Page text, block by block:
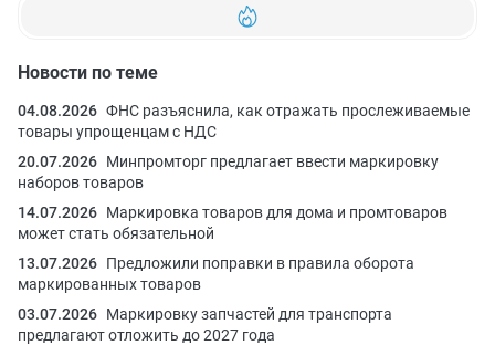
Новости по теме
04.08.2026 ФНС разъяснила, как отражать прослеживаемые
товары упрощенцам с НДС
20.07.2026 Минпромторг предлагает ввести маркировку
наборов товаров
14.07.2026 Маркировка товаров для дома и промтоваров
может стать обязательной
13.07.2026 Предложили поправки в правила оборота
маркированных товаров
03.07.2026 Маркировку запчастей для транспорта
предлагают отложить до 2027 года